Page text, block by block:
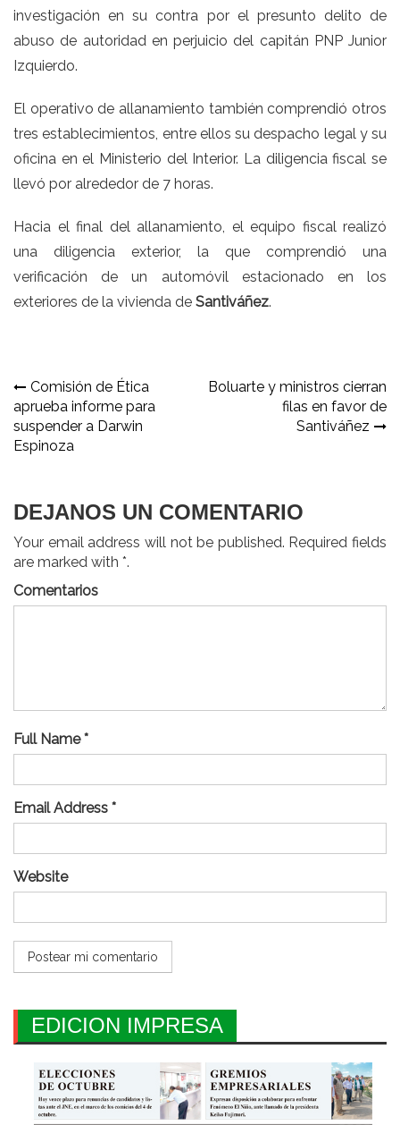
investigación en su contra por el presunto delito de
abuso de autoridad en perjuicio del capitán PNP Junior
Izquierdo.
El operativo de allanamiento también comprendió otros
tres establecimientos, entre ellos su despacho legal y su
oficina en el Ministerio del Interior. La diligencia fiscal se
llevó por alrededor de 7 horas.
Hacia el final del allanamiento, el equipo fiscal realizó
una diligencia exterior, la que comprendió una
verificación de un automóvil estacionado en los
exteriores de la vivienda de Santiváñez.
Navegación
de
entradas
Comisión de Ética
aprueba informe para
suspender a Darwin
Espinoza
Boluarte y ministros cierran
filas en favor de
Santiváñez
DEJANOS UN COMENTARIO
Your email address will not be published. Required fields
are marked with *.
Comentarios
Full Name *
Email Address *
Website
EDICION IMPRESA